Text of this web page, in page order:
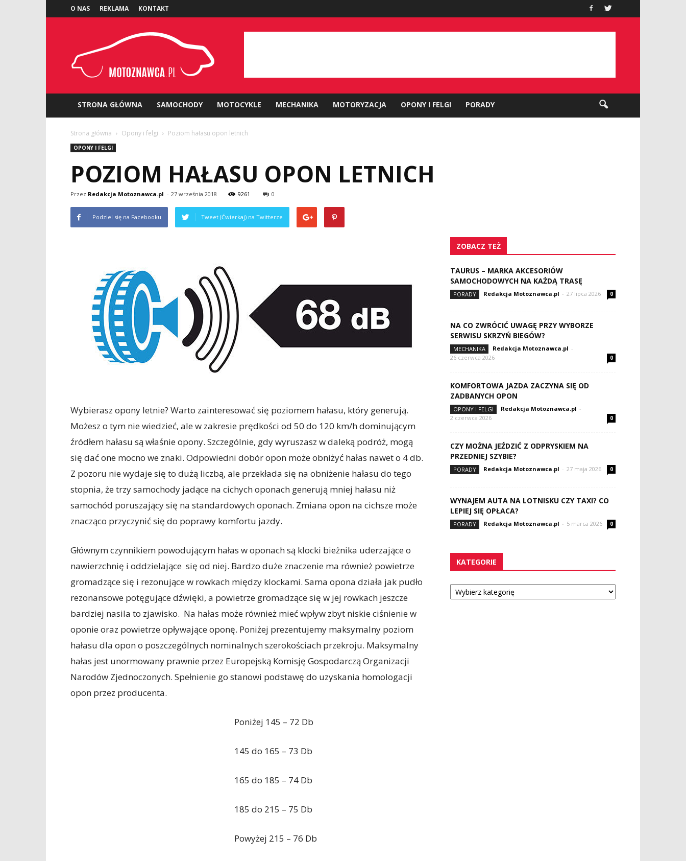
O NAS REKLAMA KONTAKT
STRONA GŁÓWNA SAMOCHODY MOTOCYKLE MECHANIKA MOTORYZACJA OPONY I FELGI PORADY
Strona główna Opony i felgi Poziom hałasu opon letnich
OPONY I FELGI
POZIOM HAŁASU OPON LETNICH
Przez Redakcja Motoznawca.pl - 27 września 2018 9261 0
Podziel się na Facebooku Tweet (Ćwierkaj) na Twitterze
Wybierasz opony letnie? Warto zainteresować się poziomem hałasu, który generują.
Możesz o tym nie wiedzieć, ale w zakresie prędkości od 50 do 120 km/h dominującym
źródłem hałasu są właśnie opony. Szczególnie, gdy wyruszasz w daleką podróż, mogą
się dać one mocno we znaki. Odpowiedni dobór opon może obniżyć hałas nawet o 4 db.
Z pozoru nie wydaje się to dużą liczbą, ale przekłada się na obniżenie hałasu do tego
stopnia, że trzy samochody jadące na cichych oponach generują mniej hałasu niż
samochód poruszający się na standardowych oponach. Zmiana opon na cichsze może
znacząco przyczynić się do poprawy komfortu jazdy.
Głównym czynnikiem powodującym hałas w oponach są klocki bieżnika uderzające o
nawierzchnię i oddzielające się od niej. Bardzo duże znaczenie ma również powietrze
gromadzące się i rezonujące w rowkach między klockami. Sama opona działa jak pudło
rezonansowe potęgujące dźwięki, a powietrze gromadzące się w jej rowkach jeszcze
bardziej nasila to zjawisko. Na hałas może również mieć wpływ zbyt niskie ciśnienie w
oponie oraz powietrze opływające oponę. Poniżej prezentujemy maksymalny poziom
hałasu dla opon o poszczególnych nominalnych szerokościach przekroju. Maksymalny
hałas jest unormowany prawnie przez Europejską Komisję Gospodarczą Organizacji
Narodów Zjednoczonych. Spełnienie go stanowi podstawę do uzyskania homologacji
opon przez producenta.
Poniżej 145 – 72 Db
145 do 165 – 73 Db
165 do 185 – 74 Db
185 do 215 – 75 Db
Powyżej 215 – 76 Db
ZOBACZ TEŻ
TAURUS – MARKA AKCESORIÓW
SAMOCHODOWYCH NA KAŻDĄ TRASĘ
PORADY Redakcja Motoznawca.pl - 27 lipca 2026 0
NA CO ZWRÓCIĆ UWAGĘ PRZY WYBORZE
SERWISU SKRZYŃ BIEGÓW?
MECHANIKA Redakcja Motoznawca.pl -
26 czerwca 2026
0
KOMFORTOWA JAZDA ZACZYNA SIĘ OD
ZADBANYCH OPON
OPONY I FELGI Redakcja Motoznawca.pl -
2 czerwca 2026
0
CZY MOŻNA JEŹDZIĆ Z ODPRYSKIEM NA
PRZEDNIEJ SZYBIE?
PORADY Redakcja Motoznawca.pl - 27 maja 2026 0
WYNAJEM AUTA NA LOTNISKU CZY TAXI? CO
LEPIEJ SIĘ OPŁACA?
PORADY Redakcja Motoznawca.pl - 5 marca 2026 0
KATEGORIE
Kategorie